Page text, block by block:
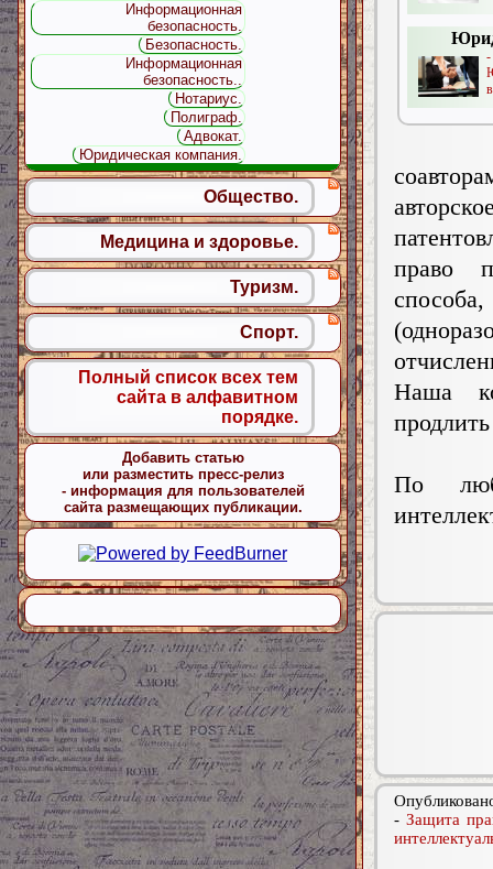
-
право
Наша
По
-Защита
Информационная
безопасность.
Безопасность.
Информационная
безопасность..
Нотариус.
Полиграф.
Адвокат.
Юридическая компания.
Общество.
Медицина и здоровье.
Туризм.
Спорт.
Полный список всех тем
сайта в алфавитном
порядке.
Добавить статью
или разместить пресс-релиз
- информация для пользователей
сайта размещающих публикации.